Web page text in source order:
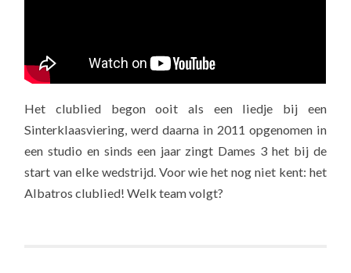
Het clublied begon ooit als een liedje bij een
Sinterklaasviering, werd daarna in 2011 opgenomen in
een studio en sinds een jaar zingt Dames 3 het bij de
start van elke wedstrijd. Voor wie het nog niet kent: het
Albatros clublied! Welk team volgt?